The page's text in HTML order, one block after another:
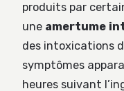
produits par
une amertume
des intoxications
symptômes
heures suivant